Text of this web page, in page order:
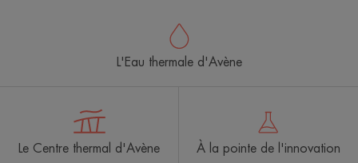
L'Eau thermale d'Avène
Le Centre thermal d'Avène À la pointe de l'innovation